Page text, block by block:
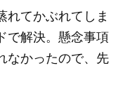
れてかぶれてしま
で解決。懸念事項
なかったので、先